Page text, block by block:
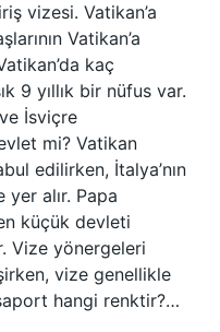
vizesi. Vatikan’a
Vatikan’a
kaç
9 yıllık bir nüfus var.
İsviçre
mi? Vatikan
edilirken, İtalya’nın
yer alır. Papa
küçük devleti
Vize yönergeleri
vize genellikle
hangi renktir?…